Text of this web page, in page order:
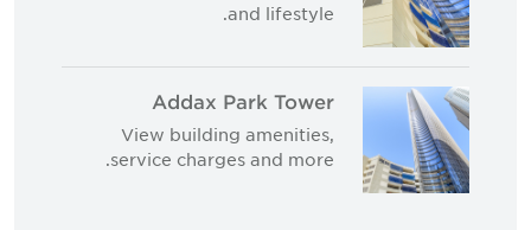
and lifestyle.
Addax Park Tower
View building amenities,
service charges and more.